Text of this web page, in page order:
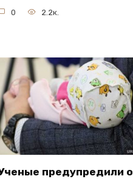
0 2.2к.
предупредили о